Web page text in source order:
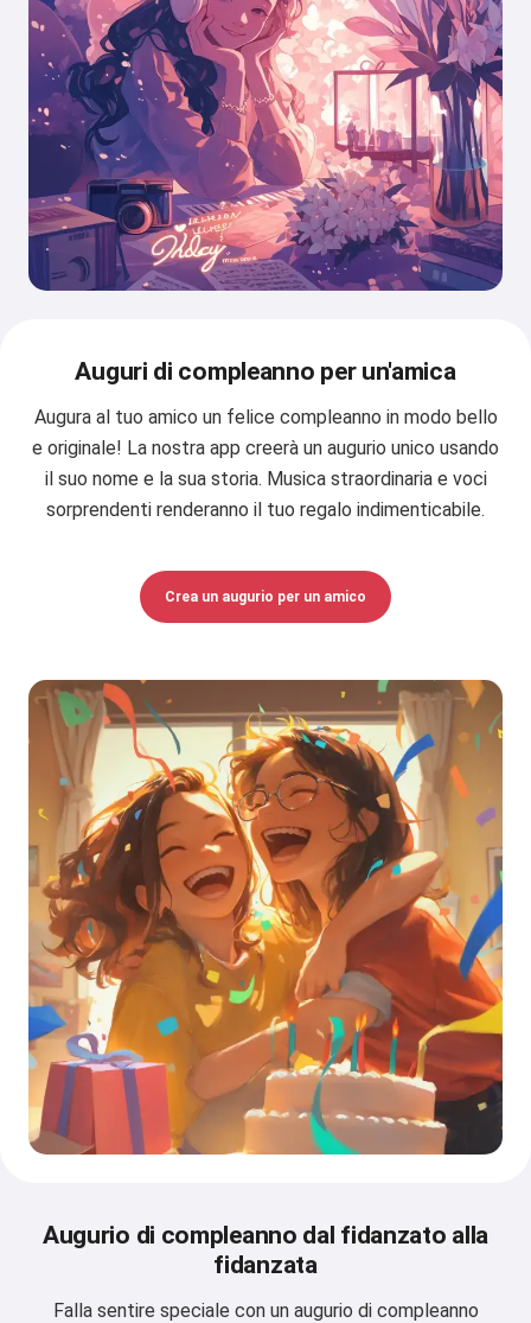
Auguri di compleanno per un'amica
Augura al tuo amico un felice compleanno in modo bello
e originale! La nostra app creerà un augurio unico usando
il suo nome e la sua storia. Musica straordinaria e voci
sorprendenti renderanno il tuo regalo indimenticabile.
Crea un augurio per un amico
Augurio di compleanno dal fidanzato alla
fidanzata
Falla sentire speciale con un augurio di compleanno